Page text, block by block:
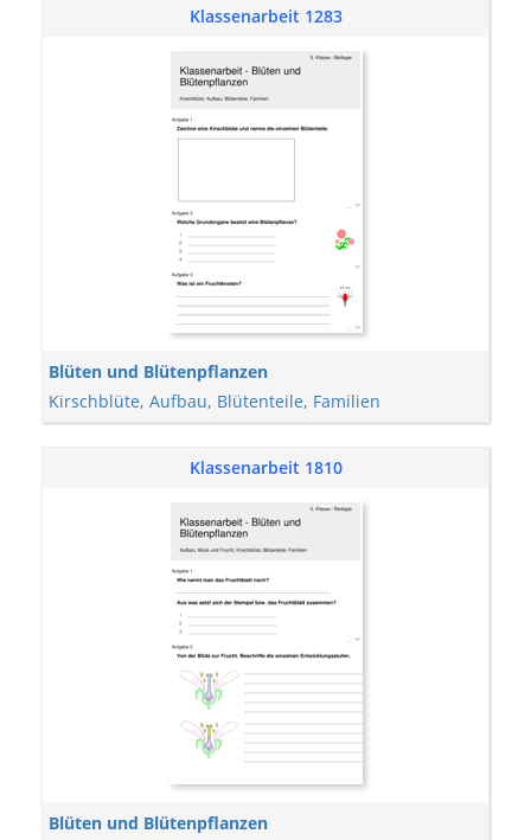
Klassenarbeit 1283
Blüten und Blütenpflanzen
Kirschblüte, Aufbau, Blütenteile, Familien
Klassenarbeit 1810
Blüten und Blütenpflanzen